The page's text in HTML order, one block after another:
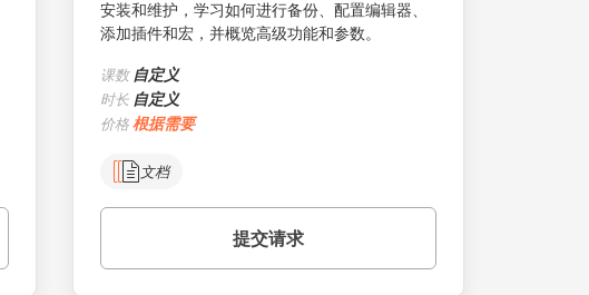
安装和维护，学习如何进行备份、配置编辑器、
添加插件和宏，并概览高级功能和参数。
课数 自定义
时长 自定义
价格根据需要
文档
提交请求